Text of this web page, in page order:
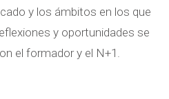
y los ámbitos en los que
y oportunidades se
el formador y el N+1.